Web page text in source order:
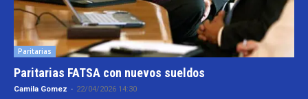
Paritarias
Paritarias FATSA con nuevos sueldos
Camila Gomez - 22/04/2026 14:30